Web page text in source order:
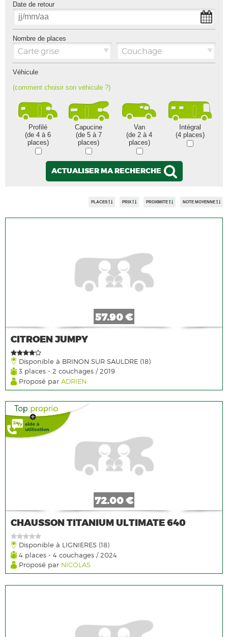
Date de retour
Nombre de places
Carte grise Couchage
Véhicule
(comment choisir son véhicule ?)
Profilé
(de 4 à 6
places)
Capucine
(de 5 à 7
places)
Van
(de 2 à 4
places)
Intégral
(4 places)
ACTUALISER MA RECHERCHE
PLACES PRIX PROXIMITE NOTE MOYENNE
57.90 €
CITROEN JUMPY
Disponible à BRINON SUR SAULDRE (18)
3 places - 2 couchages / 2019
Proposé par ADRIEN
72.00 €
CHAUSSON TITANIUM ULTIMATE 640
Disponible à LIGNIERES (18)
4 places - 4 couchages / 2024
Proposé par NICOLAS